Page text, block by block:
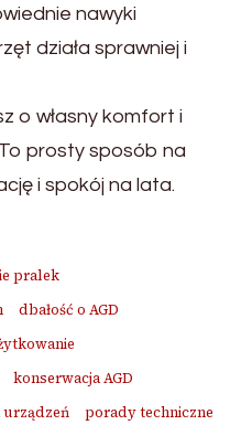
nawyki
działa sprawniej i
o własny komfort i
prosty sposób na
i spokój na lata.
pralek
dbałość o AGD
konserwacja AGD
urządzeń
porady techniczne